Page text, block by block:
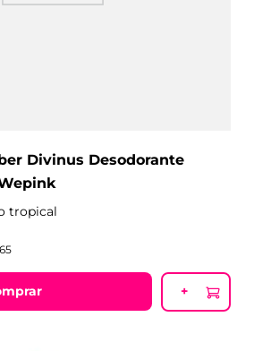
Divinus Desodorante
tropical
65
+